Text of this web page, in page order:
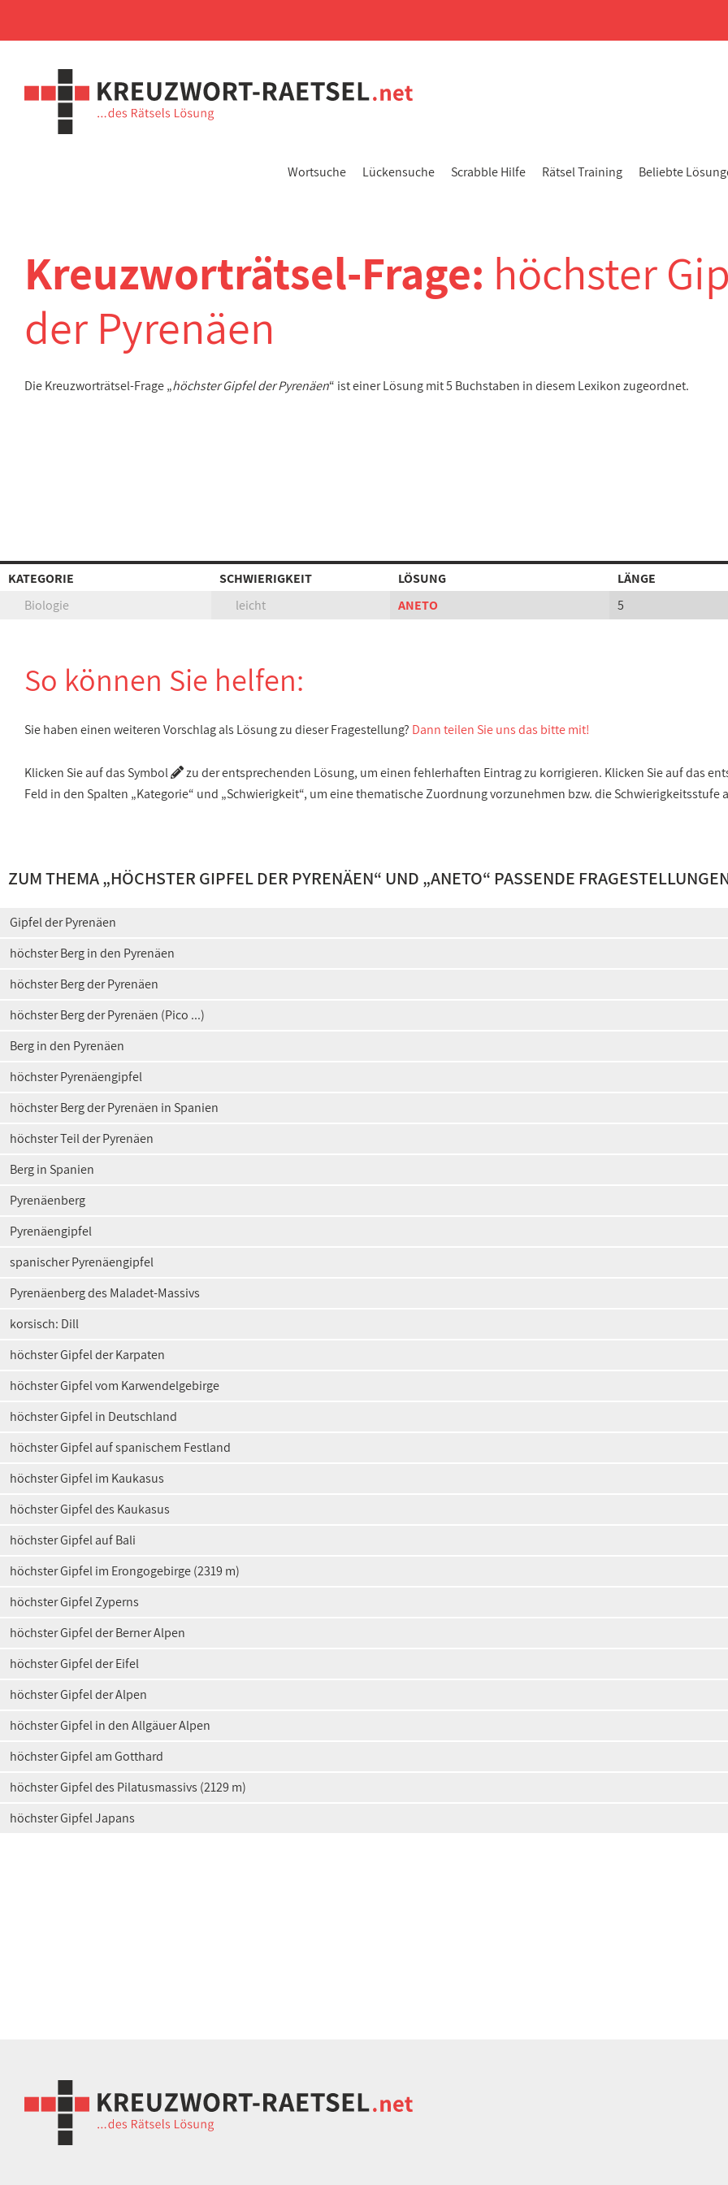
Wortsuche Lückensuche Scrabble Hilfe Rätsel Training Beliebte
Kreuzworträtsel-Frage: höchster
der Pyrenäen
Die Kreuzworträtsel-Frage „höchster Gipfel der Pyrenäen“ ist einer Lösung mit 5 Buchstaben in diesem Lexikon zugeordnet.
KATEGORIE SCHWIERIGKEIT LÖSUNG
LÄNGE
Biologie
leicht ANETO 5
So können Sie helfen:
Sie haben einen weiteren Vorschlag als Lösung zu dieser Fragestellung? Dann teilen Sie uns das bitte mit!
Klicken Sie auf das Symbol
zu der entsprechenden Lösung, um einen fehlerhaften Eintrag zu korrigieren. Klicken Sie auf das
Feld in den Spalten „Kategorie“ und „Schwierigkeit“, um eine thematische Zuordnung vorzunehmen bzw. die Schwierigkeitsstufe
ZUM THEMA „HÖCHSTER GIPFEL DER PYRENÄEN“ UND „ANETO“ PASSENDE
Gipfel der Pyrenäen
höchster Berg in den Pyrenäen
höchster Berg der Pyrenäen
höchster Berg der Pyrenäen (Pico ...)
Berg in den Pyrenäen
höchster Pyrenäengipfel
höchster Berg der Pyrenäen in Spanien
höchster Teil der Pyrenäen
Berg in Spanien
Pyrenäenberg
Pyrenäengipfel
spanischer Pyrenäengipfel
Pyrenäenberg des Maladet-Massivs
korsisch: Dill
höchster Gipfel der Karpaten
höchster Gipfel vom Karwendelgebirge
höchster Gipfel in Deutschland
höchster Gipfel auf spanischem Festland
höchster Gipfel im Kaukasus
höchster Gipfel des Kaukasus
höchster Gipfel auf Bali
höchster Gipfel im Erongogebirge (2319 m)
höchster Gipfel Zyperns
höchster Gipfel der Berner Alpen
höchster Gipfel der Eifel
höchster Gipfel der Alpen
höchster Gipfel in den Allgäuer Alpen
höchster Gipfel am Gotthard
höchster Gipfel des Pilatusmassivs (2129 m)
höchster Gipfel Japans